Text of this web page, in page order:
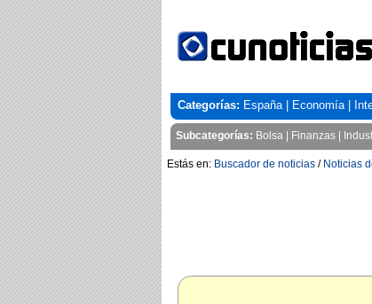
Categorías: España| Economía|
Subcategorías: Bolsa Finanzas
Estás en: Buscador de noticias / Noticias